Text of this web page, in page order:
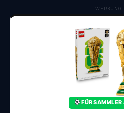
WERBUNG
FÜR SAMMLER